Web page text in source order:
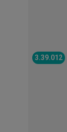
3.39.012